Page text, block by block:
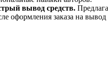
вывод средств.
оформления заказа на